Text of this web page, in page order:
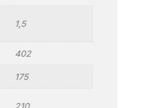
1,5
402
175
210